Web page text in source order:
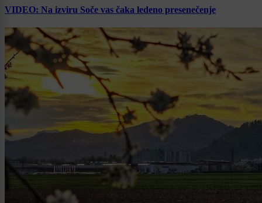
VIDEO: Na izviru Soče vas čaka ledeno presenečenje